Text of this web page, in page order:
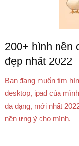
200+ hình nền
đẹp nhất 2022
Bạn đang muốn tìm
desktop, ipad của
đa dạng, mới nhất
nền ưng ý cho mình.